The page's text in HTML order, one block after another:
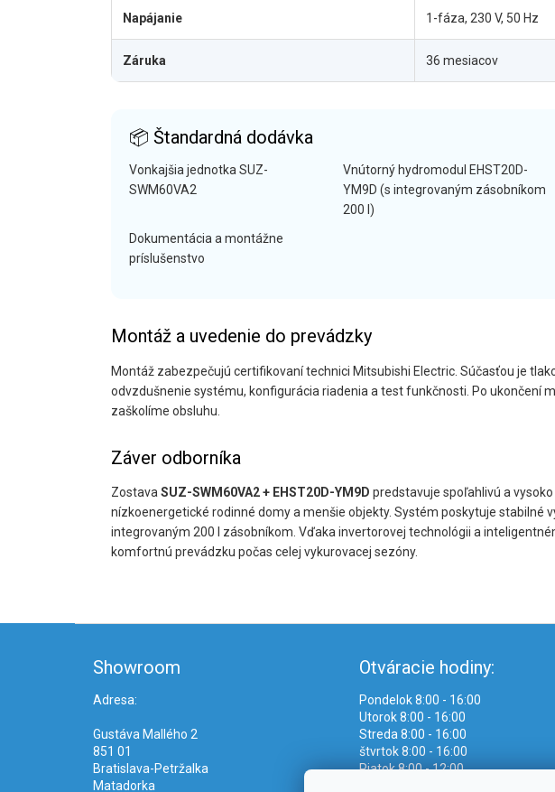
Napájanie 1-fáza, 230 V, 50 Hz
Záruka 36 mesiacov
📦 Štandardná dodávka
Vonkajšia jednotka SUZ-
SWM60VA2
Vnútorný hydromodul EHST20D-
YM9D (s integrovaným zásobníkom
200 l)
Dokumentácia a montážne
príslušenstvo
Montáž a uvedenie do prevádzky
Montáž zabezpečujú certifikovaní technici Mitsubishi Electric. Súčasťou je
odvzdušnenie systému, konfigurácia riadenia a test funkčnosti. Po ukončení
zaškolíme obsluhu.
Záver odborníka
Zostava SUZ-SWM60VA2 + EHST20D-YM9D predstavuje spoľahlivú a
nízkoenergetické rodinné domy a menšie objekty. Systém poskytuje stabilné
integrovaným 200 l zásobníkom. Vďaka invertorovej technológii a
komfortnú prevádzku počas celej vykurovacej sezóny.
Showroom
Adresa:
Gustáva Mallého 2
851 01
Bratislava-Petržalka
Matadorka
Otváracie hodiny:
Pondelok 8:00 - 16:00
Utorok 8:00 - 16:00
Streda 8:00 - 16:00
štvrtok 8:00 - 16:00
Piatok 8:00 - 12:00